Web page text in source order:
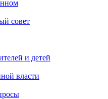
совет
и детей
власти